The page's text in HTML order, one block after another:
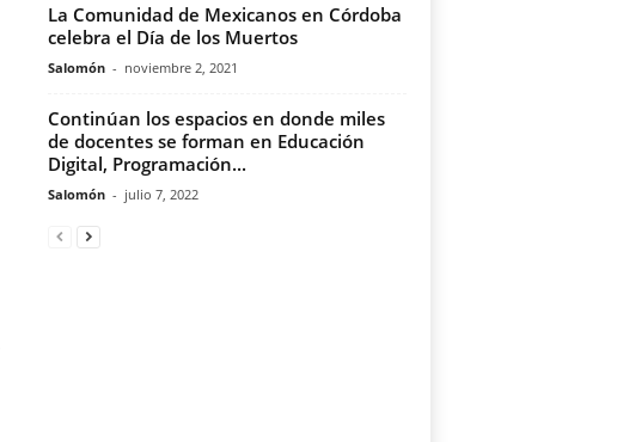
La Comunidad de Mexicanos en Córdoba
celebra el Día de los Muertos
Salomón - noviembre 2, 2021
Continúan los espacios en donde miles
de docentes se forman en Educación
Digital, Programación...
Salomón - julio 7, 2022